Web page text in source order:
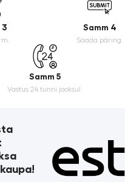
3 Samm 4
Saada päring.
Samm 5
Vastus 24 tunni jooksul.